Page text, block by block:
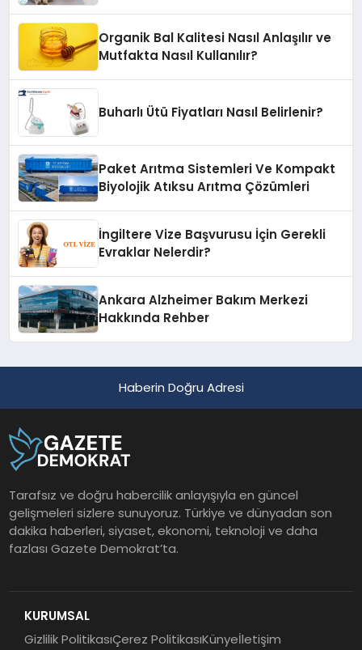
Organik Bal Kalitesi Nasıl Anlaşılır ve
Mutfakta Nasıl Kullanılır?
Buharlı Ütü Fiyatları Nasıl Belirlenir?
Paket Arıtma Sistemleri Ve Kompakt
Biyolojik Atıksu Arıtma Çözümleri
İngiltere Vize Başvurusu İçin Gerekli
Evraklar Nelerdir?
Ankara Alzheimer Bakım Merkezi
Hakkında Rehber
Haberin Doğru Adresi
Tarafsız ve doğru habercilik anlayışıyla en güncel
gelişmeleri sizlere sunuyoruz. Türkiye ve dünyadan son
dakika haberleri, siyaset, ekonomi, teknoloji ve daha
fazlası Gazete Demokrat’ta.
KURUMSAL
Gizlilik PolitikasıÇerez PolitikasıKünyeİletişim